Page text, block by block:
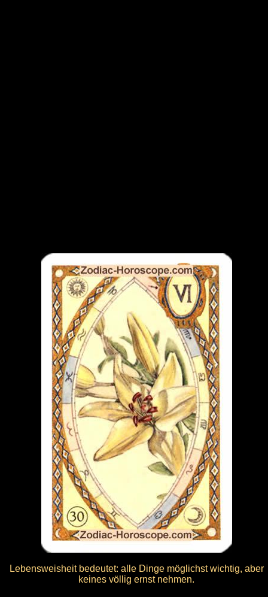
Lebensweisheit bedeutet: alle Dinge möglichst wichtig, aber
keines völlig ernst nehmen.